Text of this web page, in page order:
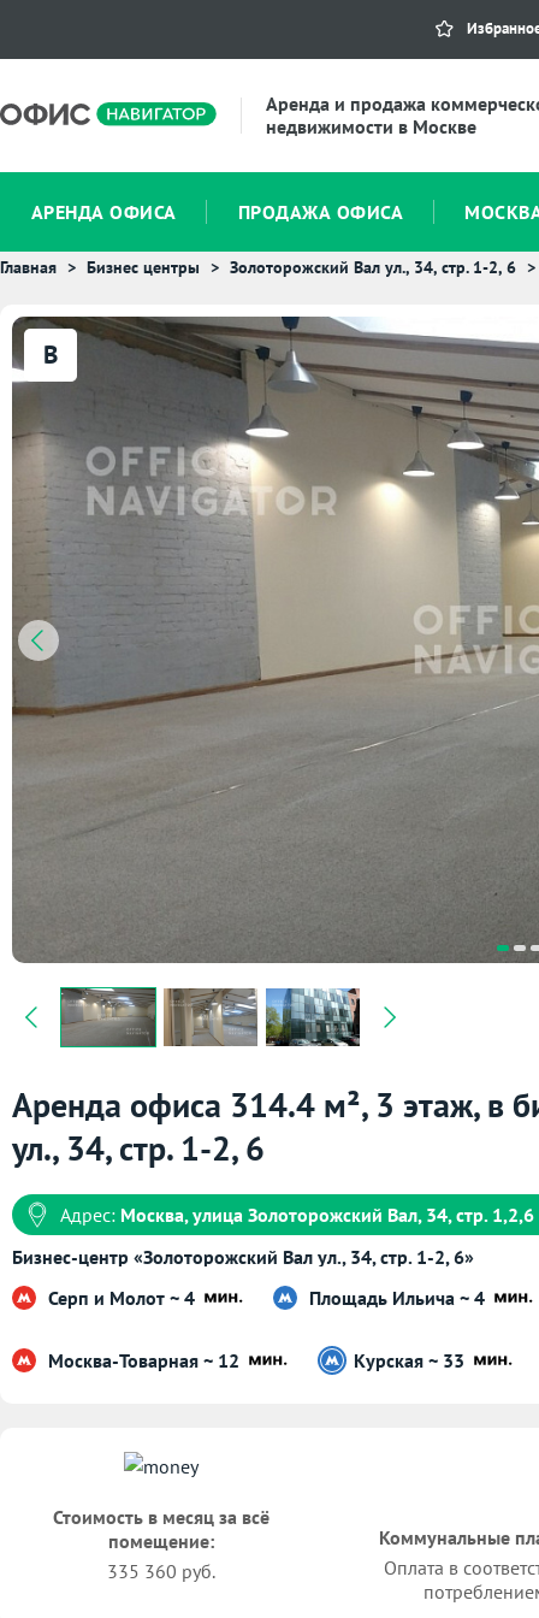
Аренда и продажа
недвижимости в Москве
АРЕНДА ОФИСА ПРОДАЖА ОФИСА
Главная Бизнес центры Золоторожский Вал ул., 34, стр. 1-2, 6
B
Аренда офиса 314.4 м², 3 этаж, в
ул., 34, стр. 1-2, 6
Адрес: Москва, улица Золоторожский Вал, 34, стр. 1,2,6
Бизнес-центр «Золоторожский Вал ул., 34, стр. 1-2, 6»
Серп и Молот ~ 4
Площадь Ильича ~ 4
Москва-Товарная ~ 12 Курская ~ 33
Стоимость в месяц за всё
помещение:
335 360 руб.
Коммунальные
Оплата в